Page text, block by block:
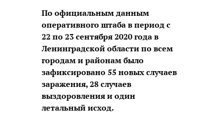
По официальным данным
оперативного штаба в период с
22 по 23 сентября 2020 года в
Ленинградской области по всем
городам и районам было
зафиксировано 55 новых случаев
заражения, 28 случаев
выздоровления и один
летальный исход.